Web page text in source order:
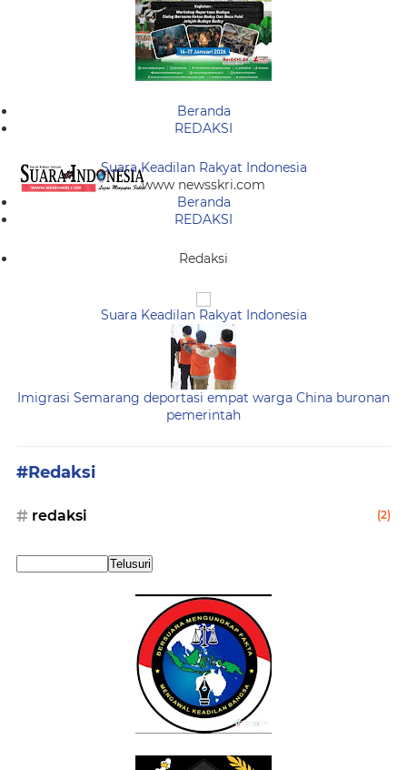
Beranda
REDAKSI
Suara Keadilan Rakyat Indonesia
www newsskri.com
Beranda
REDAKSI
Redaksi
Suara Keadilan Rakyat Indonesia
Imigrasi Semarang deportasi empat warga China buronan
pemerintah
#Redaksi
redaksi (2)